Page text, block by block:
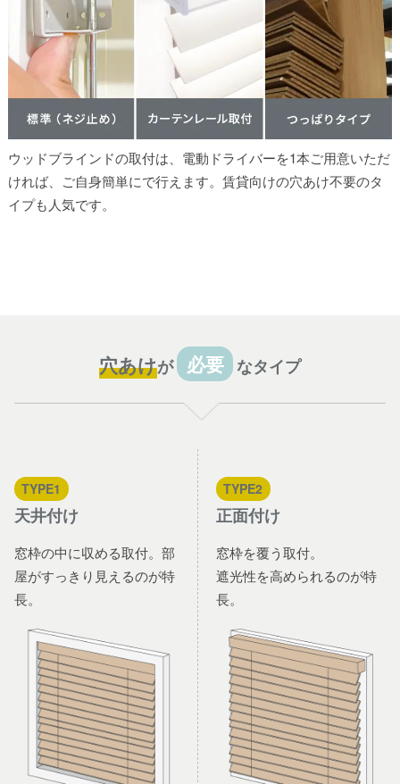
ウッドブラインドの取付は、電動ドライバーを1本ご用意いただ
ければ、ご自身簡単にで行えます。賃貸向けの穴あけ不要のタ
イプも人気です。
穴あけが 必要 なタイプ
TYPE1
天井付け
窓枠の中に収める取付。部
屋がすっきり見えるのが特
長。
TYPE2
正面付け
窓枠を覆う取付。
遮光性を高められるのが特
長。